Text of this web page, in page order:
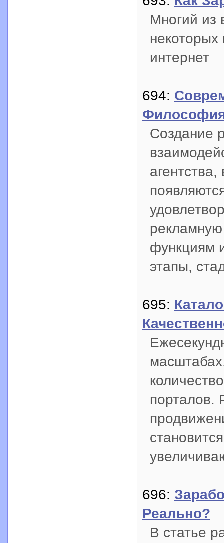
Многий из
некоторых
интернет
694:
Создание
функциям
этапы,
695:
порталов.
696:
Реально?
В статье